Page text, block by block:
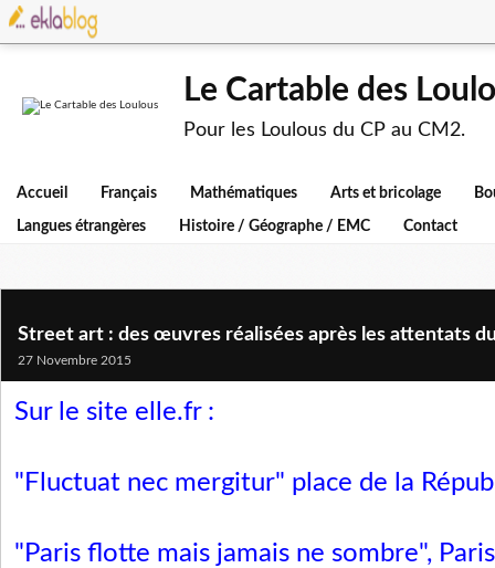
Le Cartable des
Pour les Loulous du CP au CM2.
Accueil Français Mathématiques Arts et bricolage
Langues étrangères Histoire / Géographe / EMC Contact
Street art : des œuvres réalisées après les attentats
27 Novembre 2015
Sur le site elle.fr :
"Fluctuat nec mergitur" place de la
"Paris flotte mais jamais ne sombre",